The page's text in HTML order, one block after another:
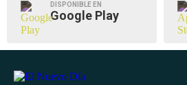
DISPONIBLE EN
Google Play